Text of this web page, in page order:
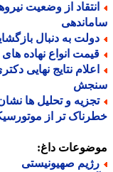
از وضعیت
به دنبال
انواع نهاده های دامی و
و تحلیل ها نشان
تر از
داغ:
صهیونیستی